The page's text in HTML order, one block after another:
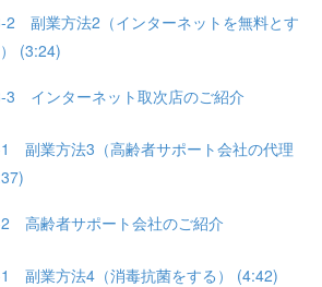
2 副業方法2（インターネットを無料とす
(3:24)
3 インターネット取次店のご紹介
副業方法3（高齢者サポート会社の代理
高齢者サポート会社のご紹介
副業方法4（消毒抗菌をする） (4:42)